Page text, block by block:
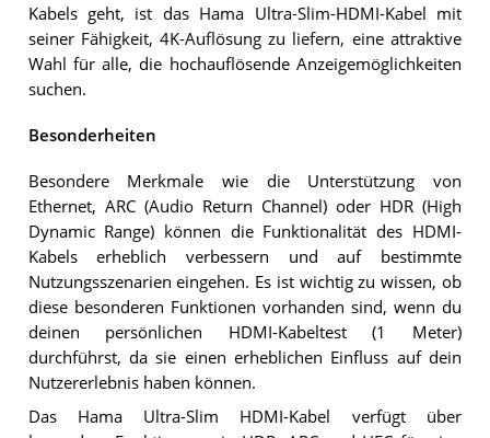
Kabels geht, ist das Hama Ultra-Slim-HDMI-Kabel mit
seiner Fähigkeit, 4K-Auflösung zu liefern, eine attraktive
Wahl für alle, die hochauflösende Anzeigemöglichkeiten
suchen.
Besonderheiten
Besondere Merkmale wie die Unterstützung von
Ethernet, ARC (Audio Return Channel) oder HDR (High
Dynamic Range) können die Funktionalität des HDMI-
Kabels erheblich verbessern und auf bestimmte
Nutzungsszenarien eingehen. Es ist wichtig zu wissen, ob
diese besonderen Funktionen vorhanden sind, wenn du
deinen persönlichen HDMI-Kabeltest (1 Meter)
durchführst, da sie einen erheblichen Einfluss auf dein
Nutzererlebnis haben können.
Das Hama Ultra-Slim HDMI-Kabel verfügt über